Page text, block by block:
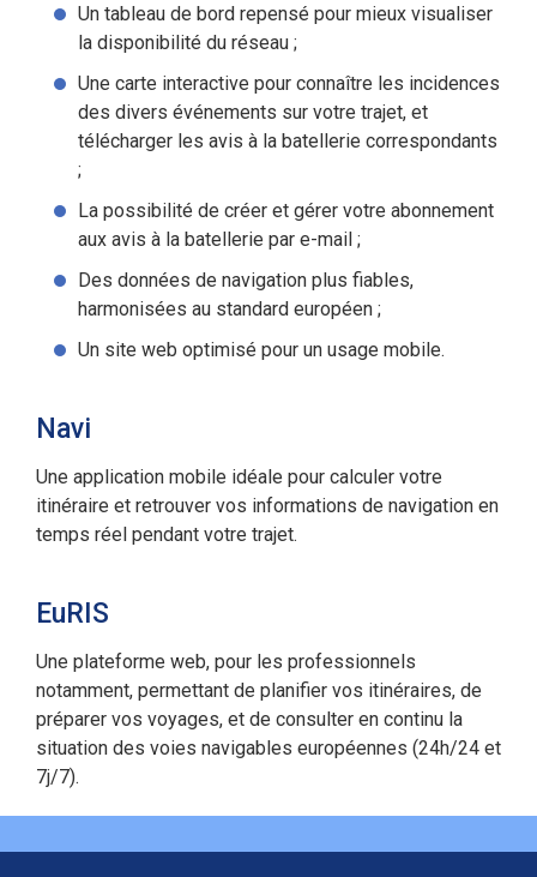
Un tableau de bord repensé pour mieux visualiser
la disponibilité du réseau ;
Une carte interactive pour connaître les incidences
des divers événements sur votre trajet, et
télécharger les avis à la batellerie correspondants
;
La possibilité de créer et gérer votre abonnement
aux avis à la batellerie par e-mail ;
Des données de navigation plus fiables,
harmonisées au standard européen ;
Un site web optimisé pour un usage mobile.
Navi
Une application mobile idéale pour calculer votre
itinéraire et retrouver vos informations de navigation en
temps réel pendant votre trajet.
EuRIS
Une plateforme web, pour les professionnels
notamment, permettant de planifier vos itinéraires, de
préparer vos voyages, et de consulter en continu la
situation des voies navigables européennes (24h/24 et
7j/7).